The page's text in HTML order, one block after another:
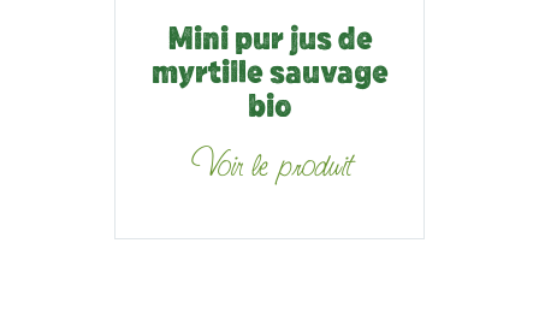
Mini pur jus de
myrtille sauvage
bio
Voir le produit